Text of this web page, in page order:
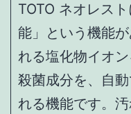
TOTO ネオレス
能」という機能
れる塩化物イオ
殺菌成分を、自
れる機能です。